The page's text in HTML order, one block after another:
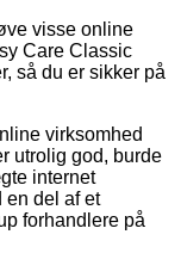
visse online
Care Classic
så du er sikker på
virksomhed
utrolig god, burde
internet
en del af et
forhandlere på